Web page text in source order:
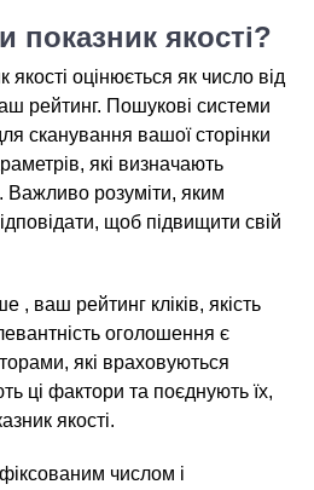
показник якості?
оцінюється як число від
рейтинг. Пошукові системи
сканування вашої сторінки
які визначають
Важливо розуміти, яким
щоб підвищити свій
, ваш рейтинг кліків, якість
оголошення є
які враховуються
ці фактори та поєднують їх,
якості.
числом і